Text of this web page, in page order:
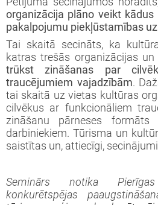
organizācija plāno veikt
pakalpojumu piekļūstamības
Tai skaitā secināts, ka
katras trešās organizācijas
trūkst zināšanas par
traucējumiem vajadzībām.
tai skaitā uz vietas kultūras
cilvēkus ar funkcionāliem
zināšanu pārneses formāts
darbiniekiem. Tūrisma un
saistītas un, attiecīgi,
Seminārs notika
konkurētspējas